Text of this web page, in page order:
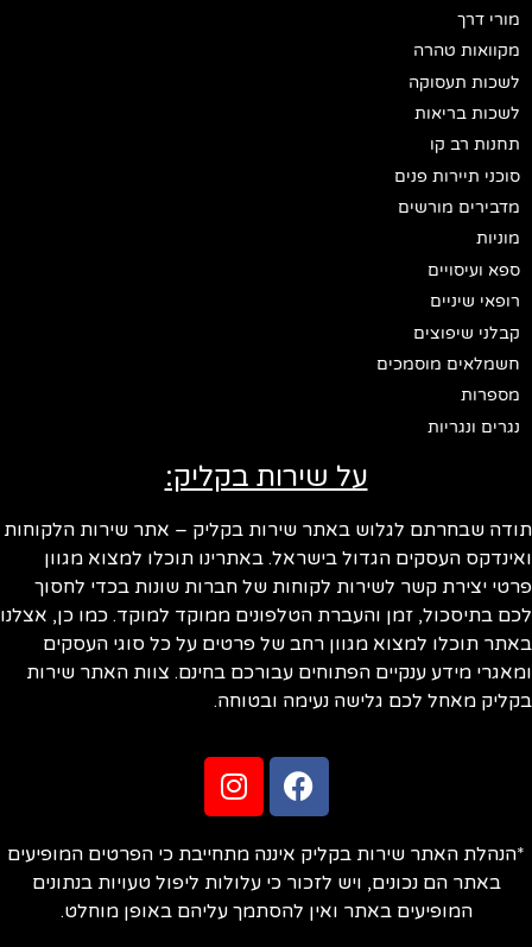
מורי דרך
מקוואות טהרה
לשכות תעסוקה
לשכות בריאות
תחנות רב קו
סוכני תיירות פנים
מדבירים מורשים
מוניות
ספא ועיסויים
רופאי שיניים
קבלני שיפוצים
חשמלאים מוסמכים
מספרות
נגרים ונגריות
על שירות בקליק:
תודה שבחרתם לגלוש באתר שירות בקליק – אתר שירות הלקוחות
ואינדקס העסקים הגדול בישראל. באתרינו תוכלו למצוא מגוון
פרטי יצירת קשר לשירות לקוחות של חברות שונות בכדי לחסוך
לכם בתיסכול, זמן והעברת הטלפונים ממוקד למוקד. כמו כן, אצלנו
באתר תוכלו למצוא מגוון רחב של פרטים על כל סוגי העסקים
ומאגרי מידע ענקיים הפתוחים עבורכם בחינם. צוות האתר שירות
בקליק מאחל לכם גלישה נעימה ובטוחה.
*הנהלת האתר שירות בקליק איננה מתחייבת כי הפרטים המופיעים
באתר הם נכונים, ויש לזכור כי עלולות ליפול טעויות בנתונים
המופיעים באתר ואין להסתמך עליהם באופן מוחלט.